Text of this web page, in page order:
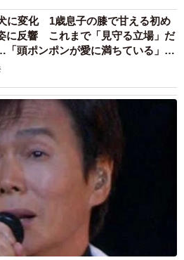
序列は作られていく(C)gurahamuco
に変化 1歳息子の膝で甘える初め
に反響 これまで「見守る立場」だ
頭ポンポンが愛に満ちている」